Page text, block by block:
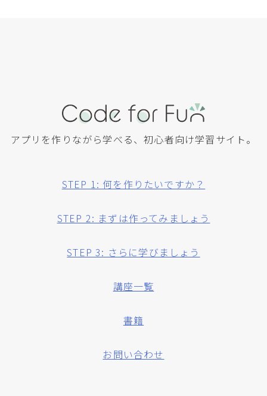
アプリを作りながら学べる、初心者向け学習サイト。
STEP 1: 何を作りたいですか？
STEP 2: まずは作ってみましょう
STEP 3: さらに学びましょう
講座一覧
書籍
お問い合わせ